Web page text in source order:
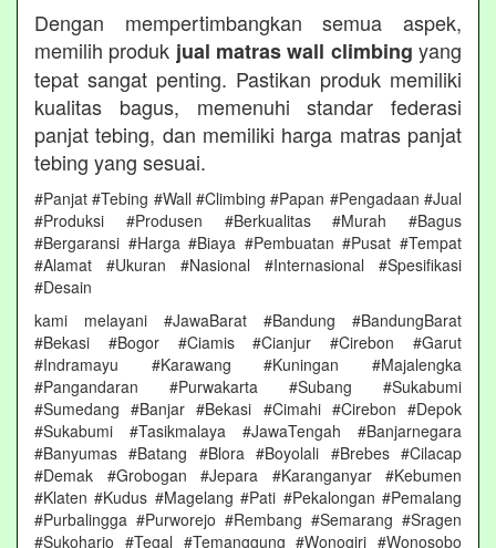
Dengan mempertimbangkan semua aspek,
memilih produk jual matras wall climbing yang
tepat sangat penting. Pastikan produk memiliki
kualitas bagus, memenuhi standar federasi
panjat tebing, dan memiliki harga matras panjat
tebing yang sesuai.
#Panjat #Tebing #Wall #Climbing #Papan #Pengadaan #Jual
#Produksi #Produsen #Berkualitas #Murah #Bagus
#Bergaransi #Harga #Biaya #Pembuatan #Pusat #Tempat
#Alamat #Ukuran #Nasional #Internasional #Spesifikasi
#Desain
kami melayani #JawaBarat #Bandung #BandungBarat
#Bekasi #Bogor #Ciamis #Cianjur #Cirebon #Garut
#Indramayu #Karawang #Kuningan #Majalengka
#Pangandaran #Purwakarta #Subang #Sukabumi
#Sumedang #Banjar #Bekasi #Cimahi #Cirebon #Depok
#Sukabumi #Tasikmalaya #JawaTengah #Banjarnegara
#Banyumas #Batang #Blora #Boyolali #Brebes #Cilacap
#Demak #Grobogan #Jepara #Karanganyar #Kebumen
#Klaten #Kudus #Magelang #Pati #Pekalongan #Pemalang
#Purbalingga #Purworejo #Rembang #Semarang #Sragen
#Sukoharjo #Tegal #Temanggung #Wonogiri #Wonosobo